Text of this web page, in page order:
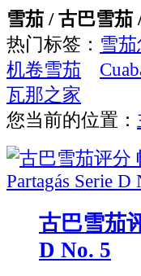
雪茄 / 古巴雪茄
热门标签： 雪
机卷雪茄
瓦那之家
您当前的位置：
古巴雪茄
D No. 5